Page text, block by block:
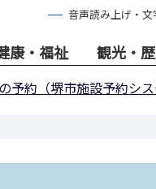
音声読み上げ・
康・福祉 観光・
予約（堺市施設予約シス